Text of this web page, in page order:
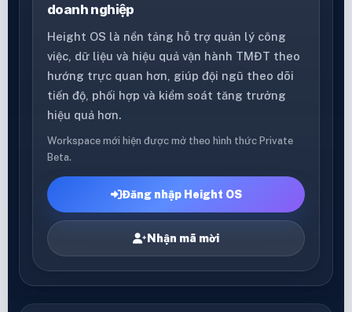
doanh nghiệp
Height OS là nền tảng hỗ trợ quản lý công
việc, dữ liệu và hiệu quả vận hành TMĐT theo
hướng trực quan hơn, giúp đội ngũ theo dõi
tiến độ, phối hợp và kiểm soát tăng trưởng
hiệu quả hơn.
Workspace mới hiện được mở theo hình thức Private
Beta.
Đăng nhập Height OS
Nhận mã mời